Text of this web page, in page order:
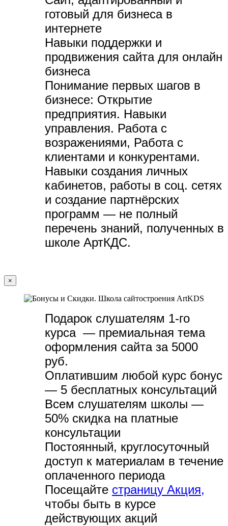
готовый для бизнеса в
интернете
Навыки поддержки и
продвижения сайта для онлайн
бизнеса
Понимание первых шагов в
бизнесе: Открытие
предприятия. Навыки
управления. Работа с
возражениями, Работа с
клиентами и конкурентами.
Навыки создания личных
кабинетов, работы в соц. сетях
и создание партнёрских
программ — не полный
перечень знаний, полученных в
школе АртКДС.
×
Подарок слушателям 1-го
курса — премиальная тема
оформления сайта за 5000
руб.
Оплатившим любой курс бонус
— 5 бесплатных консультаций
Всем слушателям школы —
50% скидка на платные
консультации
Постоянный, круглосуточный
доступ к материалам в течение
оплаченного периода
Посещайте страницу Акция,
чтобы быть в курсе
действующих акций